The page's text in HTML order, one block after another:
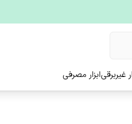
غیربرقیابزار مصرفی